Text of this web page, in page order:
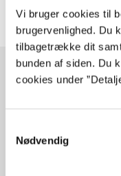
Vi bruger cookies til
brugervenlighed. Du
tilbagetrække dit
bunden af siden. Du
cookies under
Nødvendig